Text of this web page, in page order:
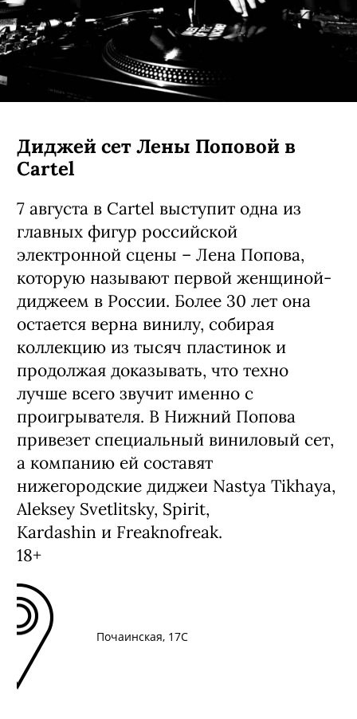
Диджей сет Лены Поповой в
Cartel
7 августа в Cartel выступит одна из
главных фигур российской
электронной сцены – Лена Попова,
которую называют первой женщиной-
диджеем в России. Более 30 лет она
остается верна винилу, собирая
коллекцию из тысяч пластинок и
продолжая доказывать, что техно
лучше всего звучит именно с
проигрывателя. В Нижний Попова
привезет специальный виниловый сет,
а компанию ей составят
нижегородские диджеи Nastya Tikhaya,
Aleksey Svetlitsky, Spirit,
Kardashin и Freaknofreak.
18+
Почаинская, 17С